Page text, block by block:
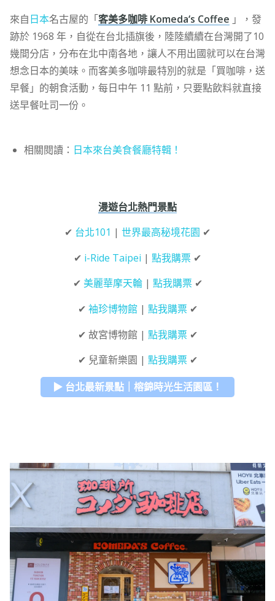
來自日本名古屋的「客美多咖啡 Komeda‘s Coffee 」，發
跡於 1968 年，自從在台北插旗後，陸陸續續在台灣開了10
幾間分店，分布在北中南各地，讓人不用出國就可以在台灣
想念日本的美味。而客美多咖啡最特別的就是「買咖啡，送
早餐」的朝食活動，每日中午 11 點前，只要點飲料就直接
送早餐吐司一份。
相關閱讀： 日本來台美食餐廳特輯！
漫遊台北熱門景點
✔ 台北101 | 世界最高秘境花園 ✔
✔ i-Ride Taipei | 點我購票 ✔
✔ 美麗華摩天輪| 點我購票✔
✔ 袖珍博物館| 點我購票✔
✔ 故宮博物館 | 點我購票✔
✔ 兒童新樂園 | 點我購票✔
▶ 台北最新景點｜榕錦時光生活園區！